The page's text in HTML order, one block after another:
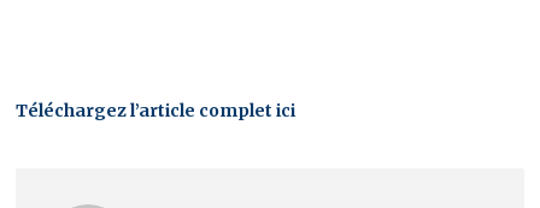
Téléchargez l’article complet ici